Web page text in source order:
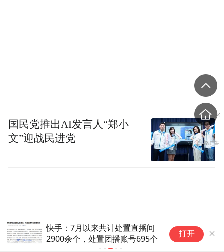
快手：7月以来共计处置直播间
2900余个，处置团播账号695个
打开
国民党推出AI发言人“郑小
文”迎战民进党